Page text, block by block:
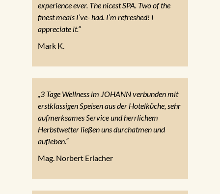
experience ever. The nicest SPA. Two of the
finest meals I’ve- had. I’m refreshed! I
appreciate it.“
Mark K.
„3 Tage Wellness im JOHANN verbunden mit
erstklassigen Speisen aus der Hotelküche, sehr
aufmerksames Service und herrlichem
Herbstwetter ließen uns durchatmen und
aufleben.“
Mag. Norbert Erlacher